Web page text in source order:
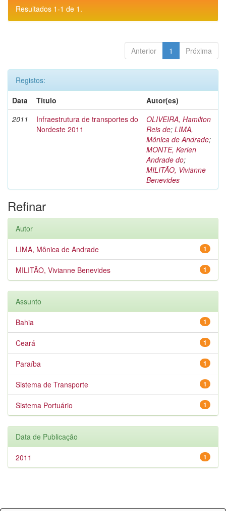
Resultados 1-1 de 1.
Anterior 1 Próxima
Registos:
Data
Título
Autor(es)
2011
Infraestrutura de transportes do
Nordeste 2011
OLIVEIRA, Hamilton
Reis de; LIMA,
Mônica de Andrade;
MONTE, Kerlen
Andrade do;
MILITÃO, Vivianne
Benevides
Refinar
Autor
1
LIMA, Mônica de Andrade
1
MILITÃO, Vivianne Benevides
Assunto
1
Bahia
1
Ceará
1
Paraíba
1
Sistema de Transporte
1
Sistema Portuário
Data de Publicação
1
2011